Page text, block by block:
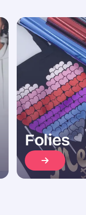
Folies